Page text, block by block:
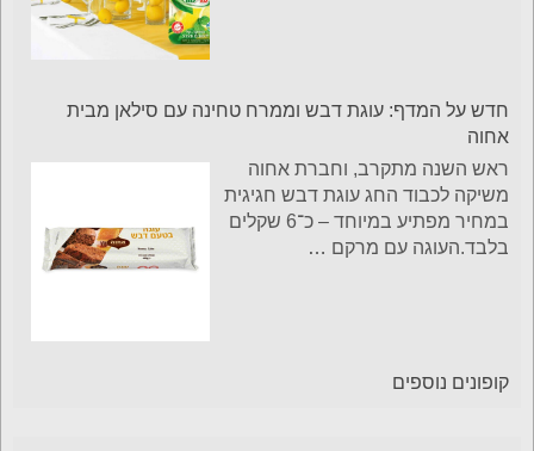
חדש על המדף: עוגת דבש וממרח טחינה עם סילאן מבית
אחוה
ראש השנה מתקרב, וחברת אחוה
משיקה לכבוד החג עוגת דבש חגיגית
במחיר מפתיע במיוחד – כ־6 שקלים
בלבד.העוגה עם מרקם …
קופונים נוספים